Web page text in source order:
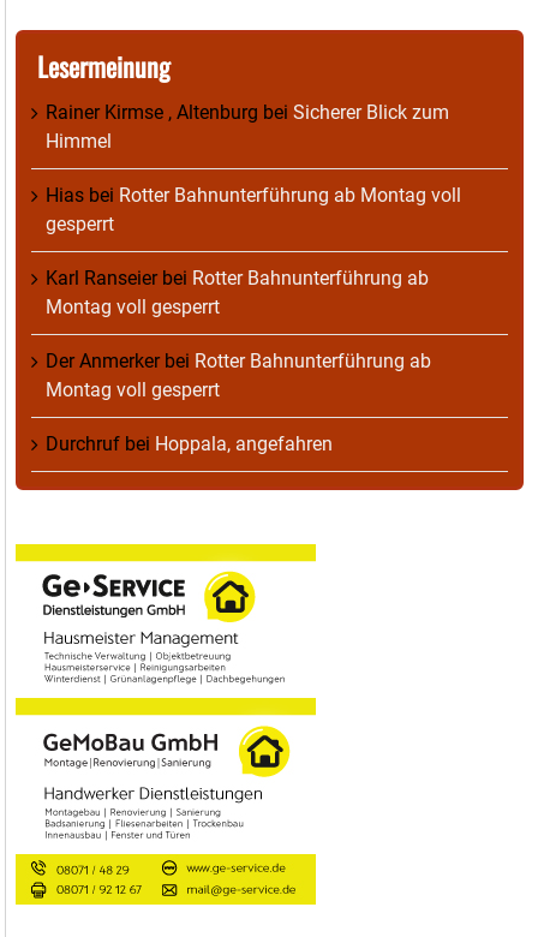
Lesermeinung
Rainer Kirmse , Altenburg bei Sicherer Blick zum
Himmel
Hias bei Rotter Bahnunterführung ab Montag voll
gesperrt
Karl Ranseierbei Rotter Bahnunterführung ab
Montag voll gesperrt
Der Anmerkerbei Rotter Bahnunterführung ab
Montag voll gesperrt
Durchruf bei Hoppala, angefahren